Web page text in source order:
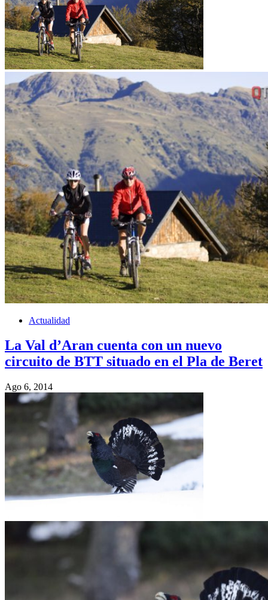
Actualidad
La Val d’Aran cuenta con un nuevo
circuito de BTT situado en el Pla de Beret
Ago 6, 2014